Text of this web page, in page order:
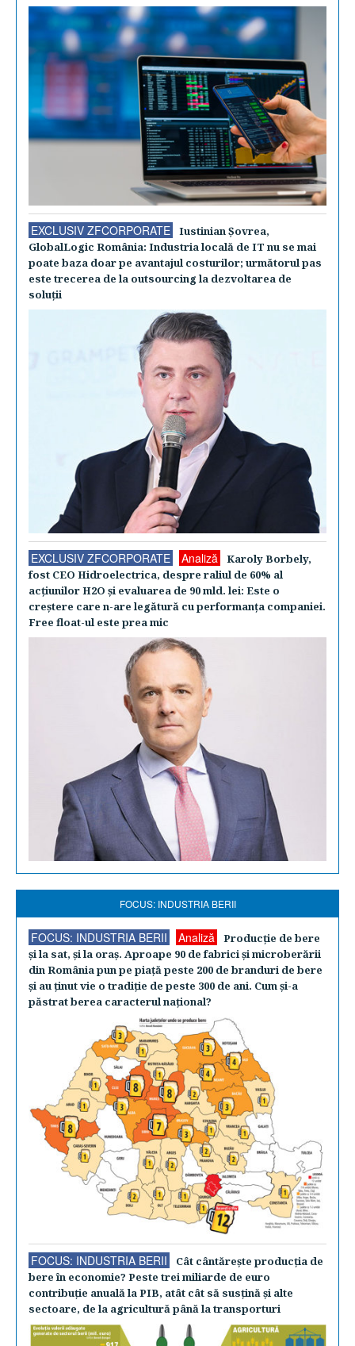
EXCLUSIV ZFCORPORATE
Iustinian Şovrea,
GlobalLogic România: Industria locală de IT nu se mai
poate baza doar pe avantajul costurilor; următorul pas
este trecerea de la outsourcing la dezvoltarea de
soluţii
EXCLUSIV ZFCORPORATE Analiză
Karoly Borbely,
fost CEO Hidroelectrica, despre raliul de 60% al
acţiunilor H2O şi evaluarea de 90 mld. lei: Este o
creştere care n-are legătură cu performanţa companiei.
Free float-ul este prea mic
FOCUS: INDUSTRIA BERII
FOCUS: INDUSTRIA BERII Analiză
Producţie de bere
şi la sat, şi la oraş. Aproape 90 de fabrici şi microberării
din România pun pe piaţă peste 200 de branduri de bere
şi au ţinut vie o tradiţie de peste 300 de ani. Cum şi-a
păstrat berea caracterul naţional?
FOCUS: INDUSTRIA BERII
Cât cântăreşte producţia de
bere în economie? Peste trei miliarde de euro
contribuţie anuală la PIB, atât cât să susţină şi alte
sectoare, de la agricultură până la transporturi